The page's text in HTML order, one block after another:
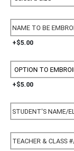
+$5.00
+$5.00